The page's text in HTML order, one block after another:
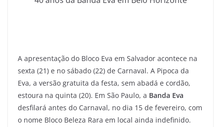
A apresentação do Bloco Eva em Salvador acontece na
sexta (21) e no sábado (22) de Carnaval. A Pipoca da
Eva, a versão gratuita da festa, sem abadá e cordão,
estoura na quinta (20). Em São Paulo, a Banda Eva
desfilará antes do Carnaval, no dia 15 de fevereiro, com
o nome Bloco Beleza Rara em local ainda indefinido.